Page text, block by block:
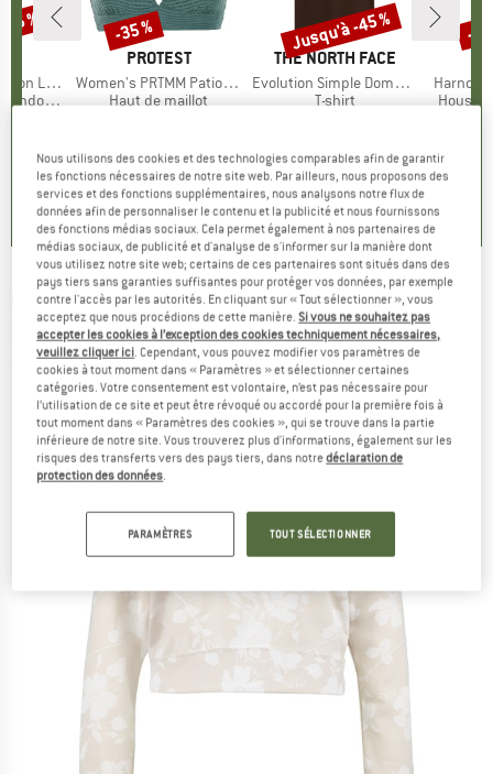
Socks
252)
%
MARQUE
PROTEST
Article
Women's PRTMM Patio Triangle
Product group
Haut de maillot
4,9(23)
Remise
-35 %
MARQUE
THE NORTH FACE
Article
Evolution Simple Dome Short Sleeve
Product group
T-shirt
+11
4,8(8)
Remise
Jusqu'à -45 %
Article
Housse
-
NIKE -Women's Chill Terry Printed Crew-Neck
Sweatshirt - Pull
(0)
Nous utilisons des cookies et des technologies comparables afin de garantir
les fonctions nécessaires de notre site web. Par ailleurs, nous proposons des
services et des fonctions supplémentaires, nous analysons notre flux de
données afin de personnaliser le contenu et la publicité et nous fournissons
des fonctions médias sociaux. Cela permet également à nos partenaires de
médias sociaux, de publicité et d'analyse de s'informer sur la manière dont
vous utilisez notre site web; certains de ces partenaires sont situés dans des
pays tiers sans garanties suffisantes pour protéger vos données, par exemple
contre l'accès par les autorités. En cliquant sur « Tout sélectionner », vous
acceptez que nous procédions de cette manière.Si vous ne souhaitez pas
accepter les cookies à l’exception des cookies techniquement nécessaires,
veuillez cliquer ici. Cependant, vous pouvez modifier vos paramètres de
cookies à tout moment dans « Paramètres » et sélectionner certaines
catégories. Votre consentement est volontaire, n’est pas nécessaire pour
l’utilisation de ce site et peut être révoqué ou accordé pour la première fois à
tout moment dans « Paramètres des cookies », qui se trouve dans la partie
inférieure de notre site. Vous trouverez plus d'informations, également sur les
risques des transferts vers des pays tiers, dans notredéclaration de
protection des données.
PARAMÈTRES TOUT SÉLECTIONNER